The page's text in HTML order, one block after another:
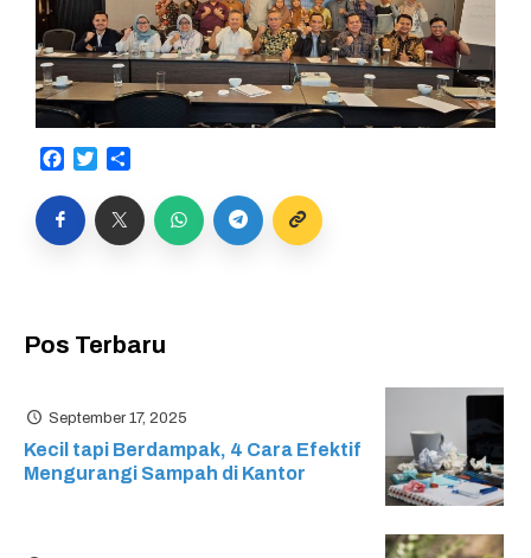
Facebook
Twitter
Pos Terbaru
September 17, 2025
Kecil tapi Berdampak, 4 Cara Efektif
Mengurangi Sampah di Kantor